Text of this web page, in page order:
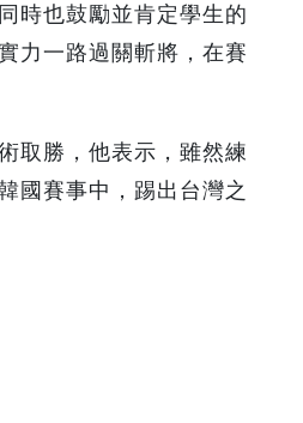
時也鼓勵並肯定學生的
力一路過關斬將，在賽
取勝，他表示，雖然練
國賽事中，踢出台灣之